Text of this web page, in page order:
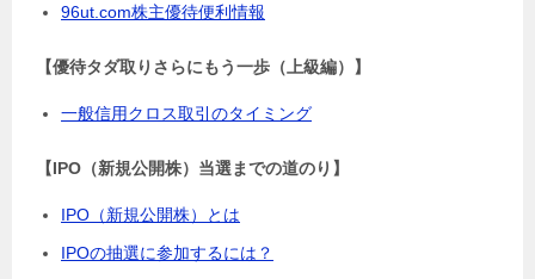
96ut.com株主優待便利情報
【優待タダ取りさらにもう一歩（上級編）】
一般信用クロス取引のタイミング
【IPO（新規公開株）当選までの道のり】
IPO（新規公開株）とは
IPOの抽選に参加するには？